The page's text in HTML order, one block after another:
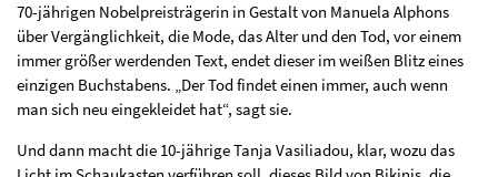
70-jährigen Nobelpreisträgerin in Gestalt von Manuela Alphons
über Vergänglichkeit, die Mode, das Alter und den Tod, vor einem
immer größer werdenden Text, endet dieser im weißen Blitz eines
einzigen Buchstabens. „Der Tod findet einen immer, auch wenn
man sich neu eingekleidet hat“, sagt sie.
Und dann macht die 10-jährige Tanja Vasiliadou, klar, wozu das